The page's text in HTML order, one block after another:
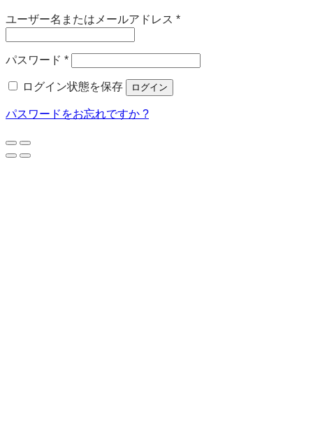
ユーザー名またはメールアドレス *必
パスワード *必
ログイン状態を保存
ログイン
パスワードをお忘れですか ?